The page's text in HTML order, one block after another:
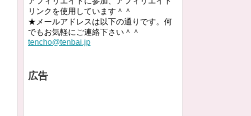
リンクを使用しています＾＾
★メールアドレスは以下の通りです。何
でもお気軽にご連絡下さい＾＾
tencho@tenbai.jp
広告